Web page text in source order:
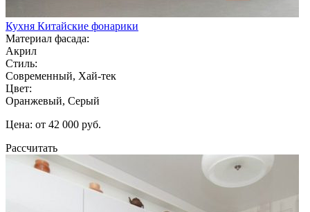
Кухня Китайские фонарики
Материал фасада:
Акрил
Стиль:
Современный, Хай-тек
Цвет:
Оранжевый, Серый
Цена: от 42 000 руб.
Рассчитать